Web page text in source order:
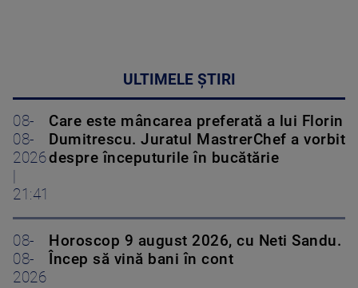
ULTIMELE ȘTIRI
08-
08-
2026
21:41
Care este mâncarea preferată a lui Florin
Dumitrescu. Juratul MastrerChef a vorbit
despre începuturile în bucătărie
08-
08-
2026
Horoscop 9 august 2026, cu Neti Sandu.
Încep să vină bani în cont